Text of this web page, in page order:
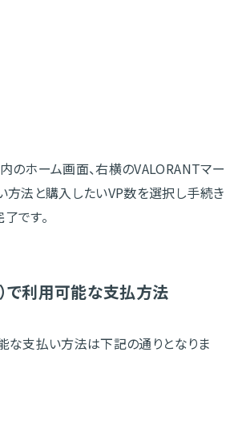
のホーム画面、右横のVALORANTマー
方法と購入したいVP数を選択し手続き
です。
で利用可能な支払方法
支払い方法は下記の通りとなりま